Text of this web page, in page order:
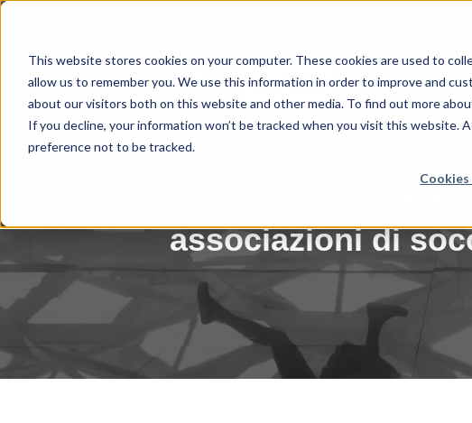
This website stores cookies on your computer. These cookies are used to
allow us to remember you. We use this information in order to improve and
about our visitors both on this website and other media. To find out more
If you decline, your information won’t be tracked when you visit this website.
preference not to be tracked.
“SAsSo” la
associazioni di